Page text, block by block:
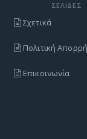
ΣΕΛΊΔΕΣ
Σχετικά
Πολιτική
Επικοινωνία